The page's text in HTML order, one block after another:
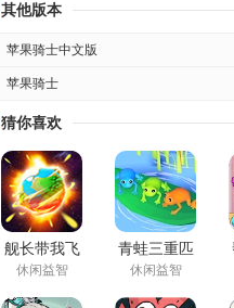
其他版本
苹果骑士中文版
苹果骑士
猜你喜欢
舰长带我飞
最新版
休闲益智
青蛙三重匹
配游戏免费
休闲益智